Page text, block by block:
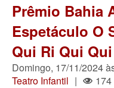
Prêmio Bahia
Espetáculo O
Qui Ri Qui Qui
Domingo, 17/11/2024
Teatro Infantil | 174